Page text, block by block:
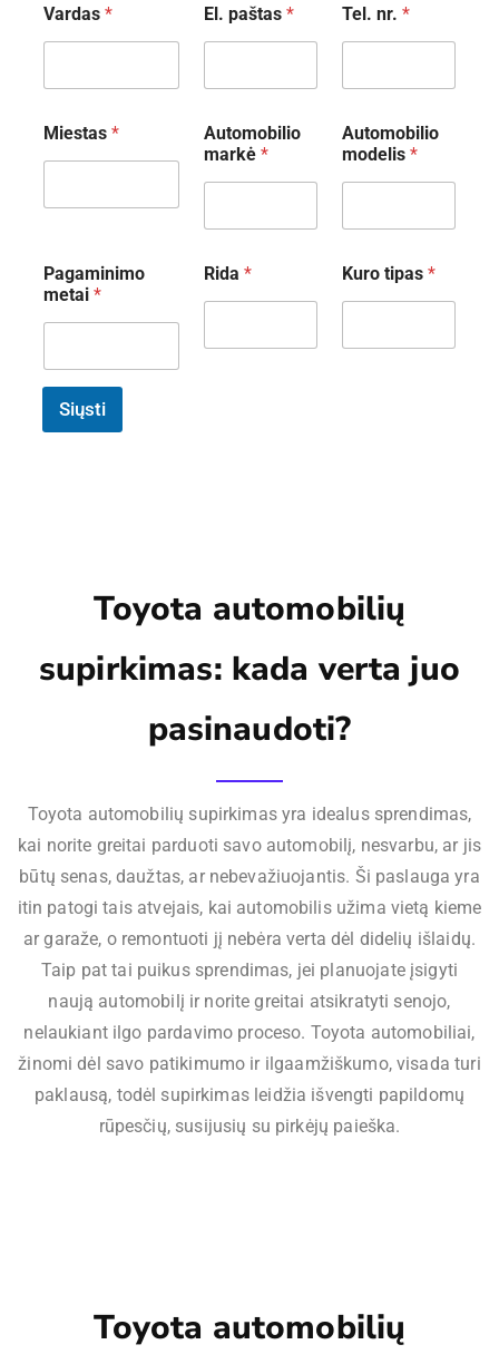
u
r
E
.
V
a
d
Vardas * El. paštas * Tel. nr. *
Miestas *
Automobilio
markė *
Automobilio
modelis *
Pagaminimo
metai *
Rida * Kuro tipas *
Siųsti
Toyota automobilių
supirkimas: kada verta juo
pasinaudoti?
Toyota automobilių supirkimas yra idealus sprendimas,
kai norite greitai parduoti savo automobilį, nesvarbu, ar jis
būtų senas, daužtas, ar nebevažiuojantis. Ši paslauga yra
itin patogi tais atvejais, kai automobilis užima vietą kieme
ar garaže, o remontuoti jį nebėra verta dėl didelių išlaidų.
Taip pat tai puikus sprendimas, jei planuojate įsigyti
naują automobilį ir norite greitai atsikratyti senojo,
nelaukiant ilgo pardavimo proceso. Toyota automobiliai,
žinomi dėl savo patikimumo ir ilgaamžiškumo, visada turi
paklausą, todėl supirkimas leidžia išvengti papildomų
rūpesčių, susijusių su pirkėjų paieška.
Toyota automobilių